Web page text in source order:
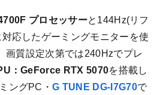
プロセッサーと144Hz(リフ
応したゲーミングモニターを使
画質設定次第では240Hzでプレ
：GeForce RTX 5070を搭載し
ングPC・G TUNE DG-I7G70で